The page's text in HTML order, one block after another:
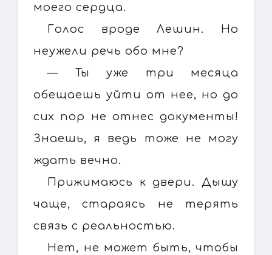
моего сердца.
Голос вроде Лешин. Но
неужели речь обо мне?
— Ты уже три месяца
обещаешь уйти от нее, но до
сих пор не отнес документы!
Знаешь, я ведь тоже не могу
ждать вечно.
Прижимаюсь к двери. Дышу
чаще, стараясь не терять
связь с реальностью.
Нет, не может быть, чтобы